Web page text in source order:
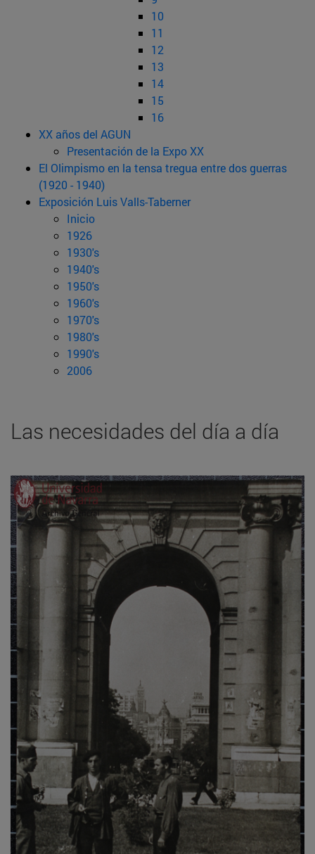
10
11
12
13
14
15
16
XX años del AGUN
Presentación de la Expo XX
El Olimpismo en la tensa tregua entre dos guerras
(1920 - 1940)
Exposición Luis Valls-Taberner
Inicio
1926
1930's
1940's
1950's
1960's
1970's
1980's
1990's
2006
Las necesidades del día a día